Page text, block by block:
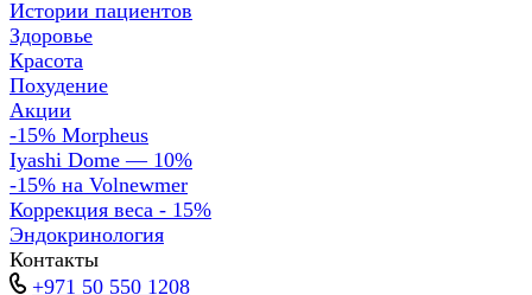
Истории пациентов
Здоровье
Красота
Похудение
Акции
-15% Morpheus
Iyashi Dome — 10%
-15% на Volnewmer
Коррекция веса - 15%
Эндокринология
Контакты
+971 50 550 1208